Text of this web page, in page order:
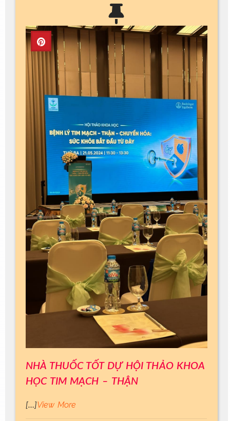
NHÀ THUỐC TỐT DỰ HỘI THẢO KHOA
HỌC TIM MẠCH – THẬN
[…]View More